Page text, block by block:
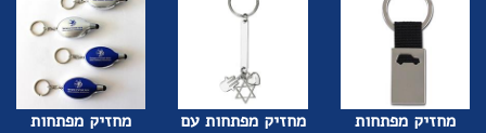
מחזיק מפתחות
מחזיק מפתחות עם
מחזיק מפתחות